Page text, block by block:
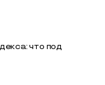
что под